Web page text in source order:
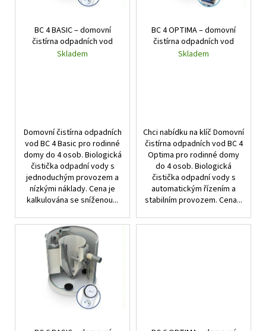
BC 4 BASIC – domovní
čistírna odpadních vod
Skladem
Domovní čistírna odpadních
vod BC 4 Basic pro rodinné
domy do 4 osob. Biologická
čistička odpadní vody s
jednoduchým provozem a
nízkými náklady. Cena je
kalkulována se sníženou...
BC 4 OPTIMA – domovní
čistírna odpadních vod
Skladem
Chci nabídku na klíč Domovní
čistírna odpadních vod BC 4
Optima pro rodinné domy
do 4 osob. Biologická
čistička odpadní vody s
automatickým řízením a
stabilním provozem. Cena...